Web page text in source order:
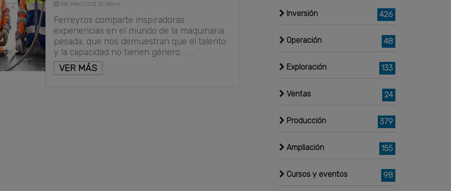
08/Mar/2023 12:18pm
Ferreyros comparte inspiradoras
experiencias en el mundo de la maquinaria
pesada, que nos demuestran que el talento
y la capacidad no tienen género. . . .
VER MÁS
Inversión 426
Operación 48
Exploración 133
Ventas 24
Producción 379
Ampliación 155
Cursos y eventos 98